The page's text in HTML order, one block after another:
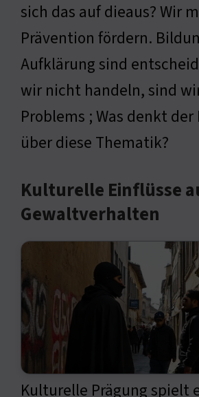
sich das auf dieaus? Wir
Prävention fördern.
Aufklärung sind
wir nicht handeln, sind
Problems ; Was denkt
über diese Thematik?
Kulturelle Einflüsse
Gewaltverhalten
Kulturelle Prägung spielt